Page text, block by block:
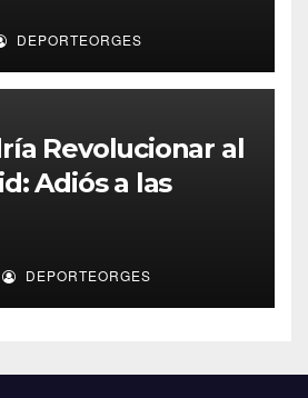
DEPORTEORGES
Revolucionar al
Adiós a las
DEPORTEORGES